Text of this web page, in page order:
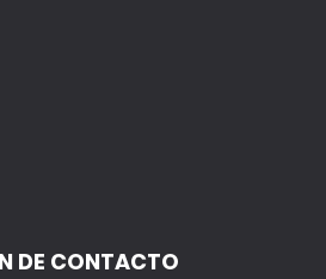
DE CONTACTO